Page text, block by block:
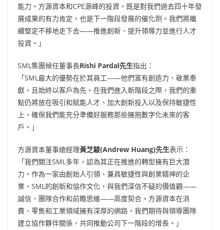
能力。方源資本和CPE源峰的投資，既是對我們過去四十年發
展成果的有力肯定，也是下一階段發展的催化劑。我們將繼
續堅定不移地走下去——推進創新、提升領導力並進行人才
投資。」
SML集團候任董事長Rishi Pardal先生指出：
「SML最大的優勢在於其員工——他們富有創造力、敬業奉
獻，且始終以客戶為先。在我們進入新階段之際，我們的重
點仍將放在吸引和賦能人才、加大創新投入以及保持敏捷性
上，確保我們能充分準備好服務那些擁抱數字化未來的客
戶。」
方源資本董事總經理黃芝駿(Andrew Huang)先生表示：
「我們關注SML多年，認為其正在推進的轉型擁有巨大潛
力。作為一家由創始人引領、兼具敏捷性與創業精神的企
業，SML的創新和協作文化，與我們深信不疑的價值觀——
誠信、團隊合作和前瞻思維——高度契合。方源資本在消
費、零售和工業領域擁有深厚的網路，我們期待與領導團隊
建立協作夥伴關係，共同推動公司下一階段的增長。」